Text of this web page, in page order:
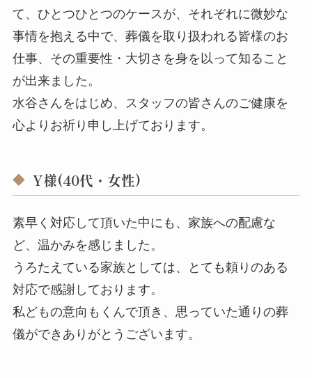
て、ひとつひとつのケースが、それぞれに微妙な
事情を抱える中で、葬儀を取り扱われる皆様のお
仕事、その重要性・大切さを身を以って知ること
が出来ました。
水谷さんをはじめ、スタッフの皆さんのご健康を
心よりお祈り申し上げております。
Y様(40代・女性)
素早く対応して頂いた中にも、家族への配慮な
ど、温かみを感じました。
うろたえている家族としては、とても頼りのある
対応で感謝しております。
私どもの意向もくんで頂き、思っていた通りの葬
儀ができありがとうございます。